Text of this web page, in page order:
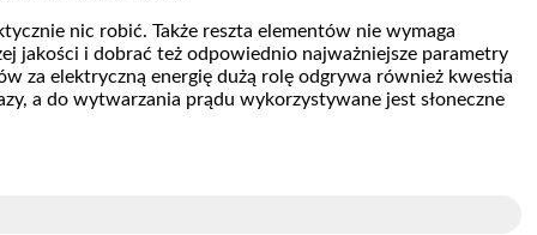
nic robić. Także reszta elementów nie wymaga
jakości i dobrać też odpowiednio najważniejsze parametry
za elektryczną energię dużą rolę odgrywa również kwestia
a do wytwarzania prądu wykorzystywane jest słoneczne